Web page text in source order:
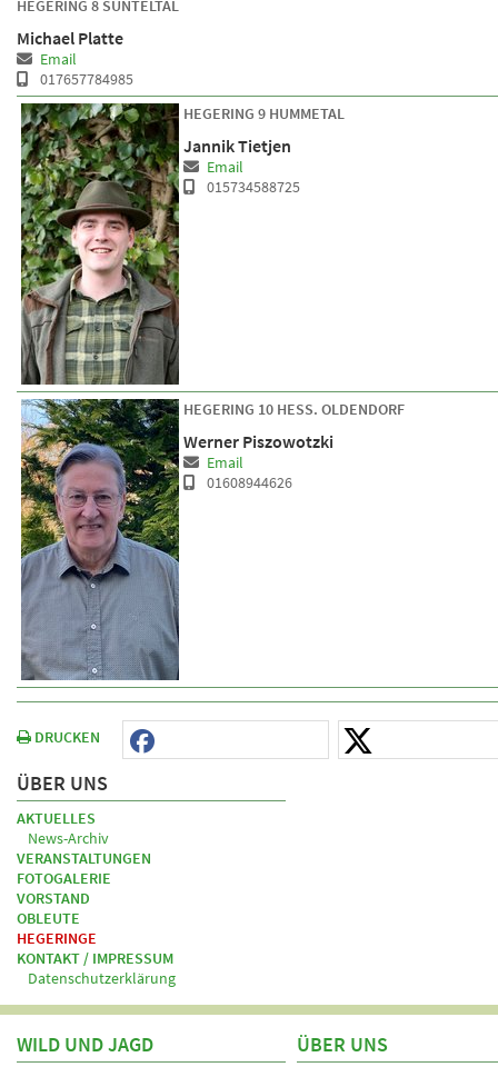
HEGERING 8 SÜNTELTAL
Michael Platte
Email
017657784985
HEGERING 9 HUMMETAL
Jannik Tietjen
Email
015734588725
HEGERING 10 HESS. OLDENDORF
Werner Piszowotzki
Email
01608944626
DRUCKEN
ÜBER UNS
AKTUELLES
News-Archiv
VERANSTALTUNGEN
FOTOGALERIE
VORSTAND
OBLEUTE
HEGERINGE
KONTAKT / IMPRESSUM
Datenschutzerklärung
WILD UND JAGD ÜBER UNS